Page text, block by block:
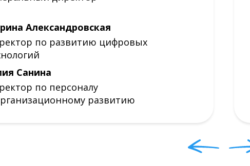
Александровская
по развитию цифровых
Санина
по персоналу
развитию